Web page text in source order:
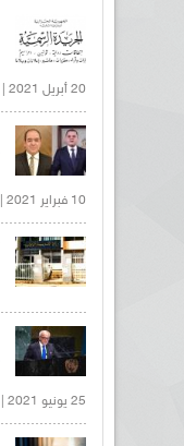
20 أبريل 2021 |
10 فبراير 2021 |
25 يونيو 2021 |